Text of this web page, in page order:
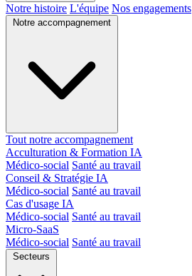
Notre histoire L'équipe Nos engagements
Notre accompagnement
Tout notre accompagnement
Acculturation & Formation IA
Médico-social Santé au travail
Conseil & Stratégie IA
Médico-social Santé au travail
Cas d'usage IA
Médico-social Santé au travail
Micro-SaaS
Médico-social Santé au travail
Secteurs